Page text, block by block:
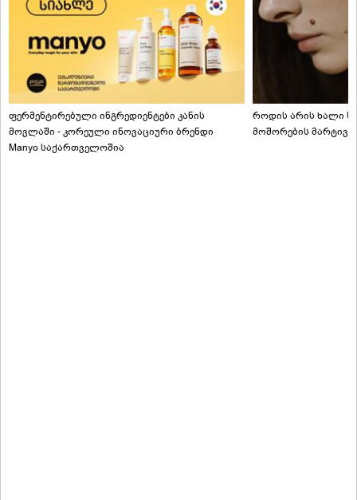
ფერმენტირებული ინგრედიენტები კანის
მოვლაში - კორეული ინოვაციური ბრენდი
Manyo საქართველოშია
როდის არის ხალი
მოშორების